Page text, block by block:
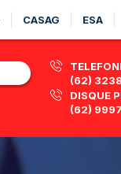
CASAG ESA
(62)
DISQUE
(62)